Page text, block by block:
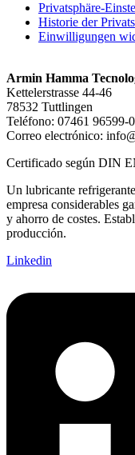
Privatsphäre-
Historie der
Einwilligungen
Armin Hamma
Kettelerstrasse 44-46
78532 Tuttlingen
Teléfono: 07461 96599-0
Correo electrónico:
Certificado según DIN
Un lubricante
empresa considerables
y ahorro de costes.
producción.
Linkedin